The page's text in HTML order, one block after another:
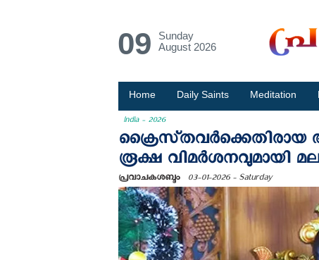
09
Sunday
August 2026
Home Daily Saints Meditation
India - 2026
ക്രൈസ്‌തവർക്കെതിരായ
രൂക്ഷ വിമർശനവുമായി
പ്രവാചകശബ്ദം 03-01-2026 - Saturday